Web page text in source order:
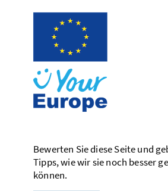
Bewerten Sie diese Seite und
Tipps, wie wir sie noch besser
können.